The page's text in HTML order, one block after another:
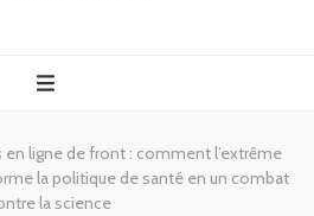
en ligne de front : comment l’extrême
la politique de santé en un combat
la science